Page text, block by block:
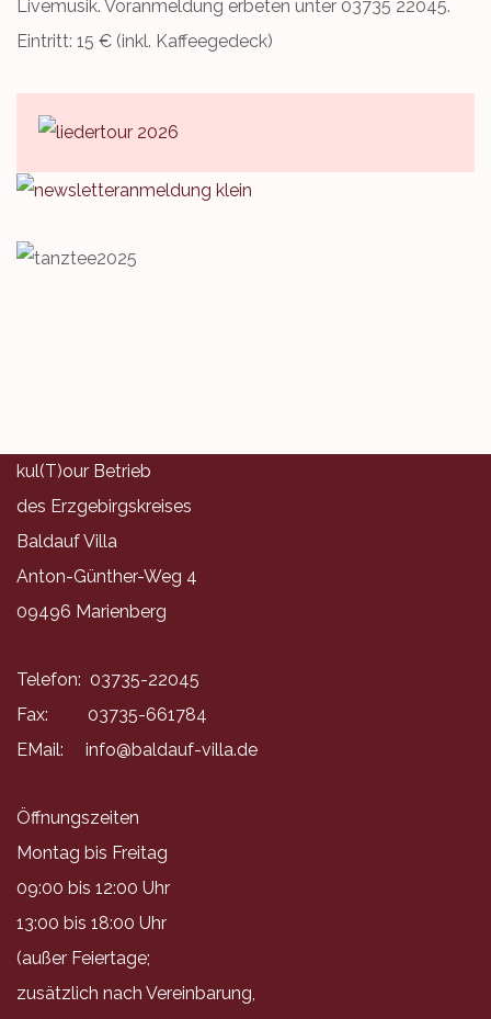
Livemusik. Voranmeldung erbeten unter 03735 22045.
Eintritt: 15 € (inkl. Kaffeegedeck)
kul(T)our Betrieb
des Erzgebirgskreises
Baldauf Villa
Anton-Günther-Weg 4
09496 Marienberg
Telefon: 03735-22045
Fax: 03735-661784
EMail: info@baldauf-villa.de
Öffnungszeiten
Montag bis Freitag
09:00 bis 12:00 Uhr
13:00 bis 18:00 Uhr
(außer Feiertage;
zusätzlich nach Vereinbarung,